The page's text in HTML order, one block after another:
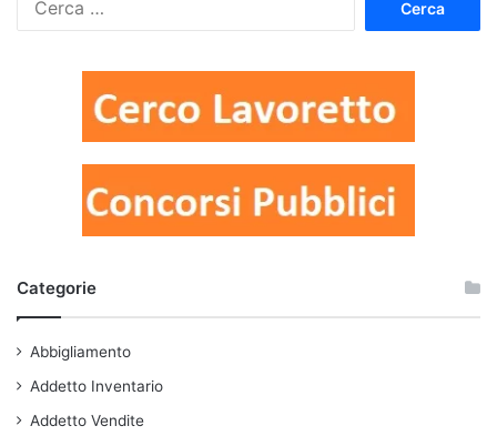
Categorie
Abbigliamento
Addetto Inventario
Addetto Vendite